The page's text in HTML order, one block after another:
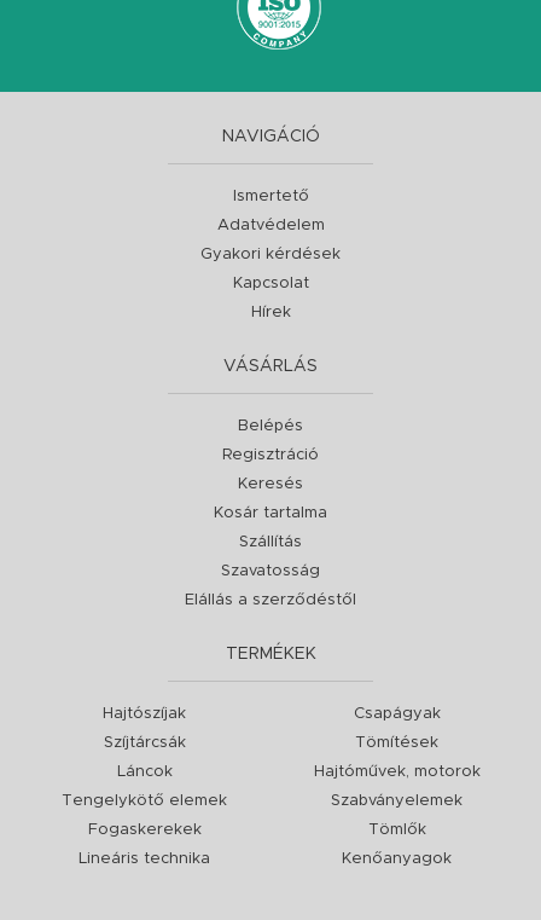
NAVIGÁCIÓ
Ismertető
Adatvédelem
Gyakori kérdések
Kapcsolat
Hírek
VÁSÁRLÁS
Belépés
Regisztráció
Keresés
Kosár tartalma
Szállítás
Szavatosság
Elállás a szerződéstől
TERMÉKEK
Hajtószíjak
Szíjtárcsák
Láncok
Tengelykötő elemek
Fogaskerekek
Lineáris technika
Csapágyak
Tömítések
Hajtóművek, motorok
Szabványelemek
Tömlők
Kenőanyagok